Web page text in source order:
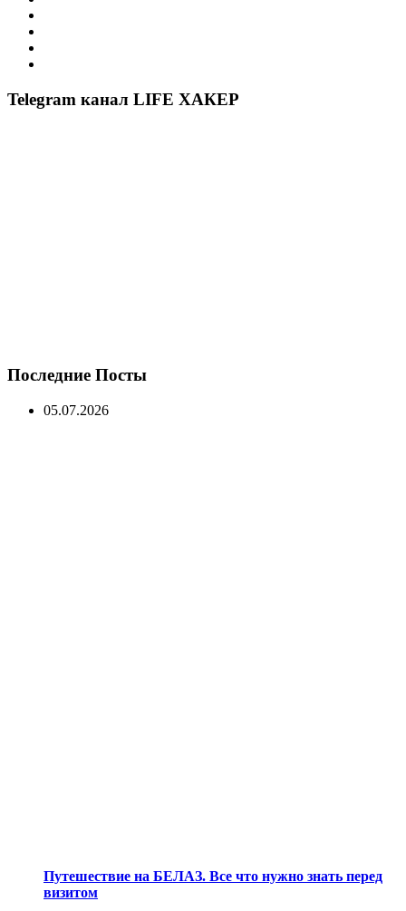
Telegram канал LIFE ХАКЕР
Последние Посты
05.07.2026
Путешествие на БЕЛАЗ. Все что нужно знать перед
визитом